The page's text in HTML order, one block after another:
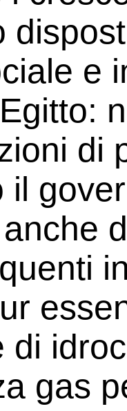
e
di
il
di
gas